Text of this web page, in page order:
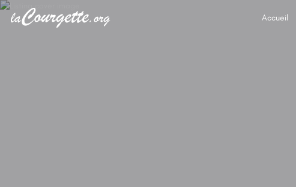
Accueil